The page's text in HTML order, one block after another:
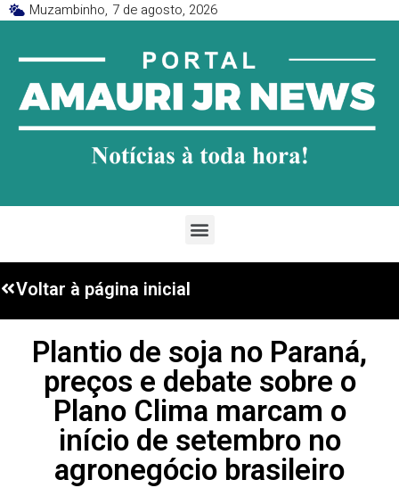
Muzambinho, 7 de agosto, 2026
Voltar à página inicial
Plantio de soja no Paraná,
preços e debate sobre o
Plano Clima marcam o
início de setembro no
agronegócio brasileiro